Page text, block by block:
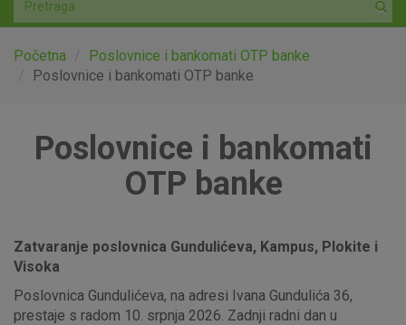
Agro
Mala poduzeća i obrtnici
Globalna tržišta
Početna
Poslovnice i bankomati OTP banke
Poslovnice i bankomati OTP banke
Poslovnice i bankomati
OTP banke
Zatvaranje poslovnica Gundulićeva, Kampus, Plokite i
Visoka
Poslovnica Gundulićeva, na adresi Ivana Gundulića 36,
prestaje s radom 10. srpnja 2026. Zadnji radni dan u